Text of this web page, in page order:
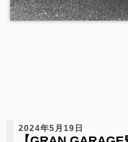
2024年5月19日